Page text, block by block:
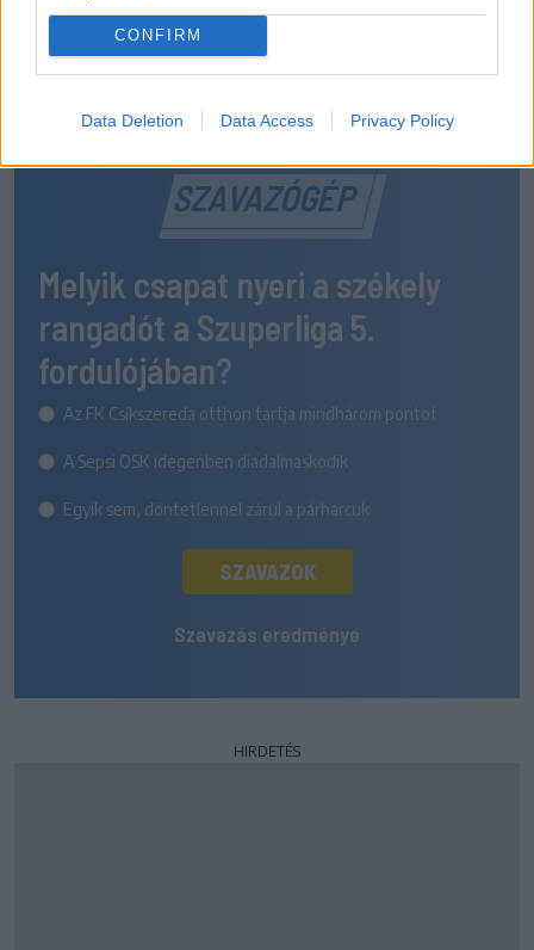
CONFIRM
Data Deletion Data Access Privacy Policy
SZAVAZÓGÉP
Melyik csapat nyeri a székely
rangadót a Szuperliga 5.
fordulójában?
Az FK Csíkszereda otthon tartja mindhárom pontot
A Sepsi OSK idegenben diadalmaskodik
Egyik sem, döntetlennel zárul a párharcuk
SZAVAZOK
Szavazás eredménye
HIRDETÉS